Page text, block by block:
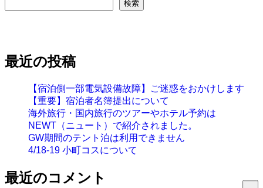
検索
最近の投稿
【宿泊側一部電気設備故障】ご迷惑をおかけします
【重要】宿泊者名簿提出について
海外旅行・国内旅行のツアーやホテル予約は
NEWT（ニュート）で紹介されました。
GW期間のテント泊は利用できません
4/18-19 小町コスについて
最近のコメント